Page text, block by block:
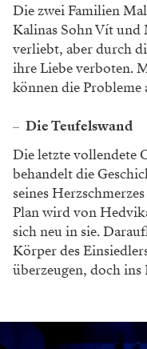
Die zwei Familien
Kalinas Sohn Vít und
verliebt, aber durch
ihre Liebe verboten.
können die Probleme
Die Teufelswand
Die letzte vollendete
behandelt die
seines
Plan wird von
sich neu in sie.
Körper des
überzeugen, doch ins